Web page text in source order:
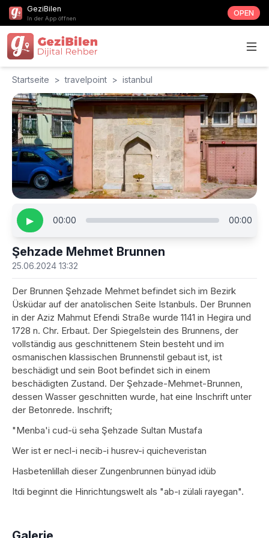
GeziBilen
In der App öffnen
OPEN
Startseite > travelpoint > istanbul
▶ 00:00 00:00
Şehzade Mehmet Brunnen
25.06.2024 13:32
Der Brunnen Şehzade Mehmet befindet sich im Bezirk
Üsküdar auf der anatolischen Seite Istanbuls. Der Brunnen
in der Aziz Mahmut Efendi Straße wurde 1141 in Hegira und
1728 n. Chr. Erbaut. Der Spiegelstein des Brunnens, der
vollständig aus geschnittenem Stein besteht und im
osmanischen klassischen Brunnenstil gebaut ist, ist
beschädigt und sein Boot befindet sich in einem
beschädigten Zustand. Der Şehzade-Mehmet-Brunnen,
dessen Wasser geschnitten wurde, hat eine Inschrift unter
der Betonrede. Inschrift;
"Menba'i cud-ü seha Şehzade Sultan Mustafa
Wer ist er necl-i necib-i husrev-i quicheveristan
Hasbetenlillah dieser Zungenbrunnen bünyad idüb
Itdi beginnt die Hinrichtungswelt als "ab-ı zülali rayegan".